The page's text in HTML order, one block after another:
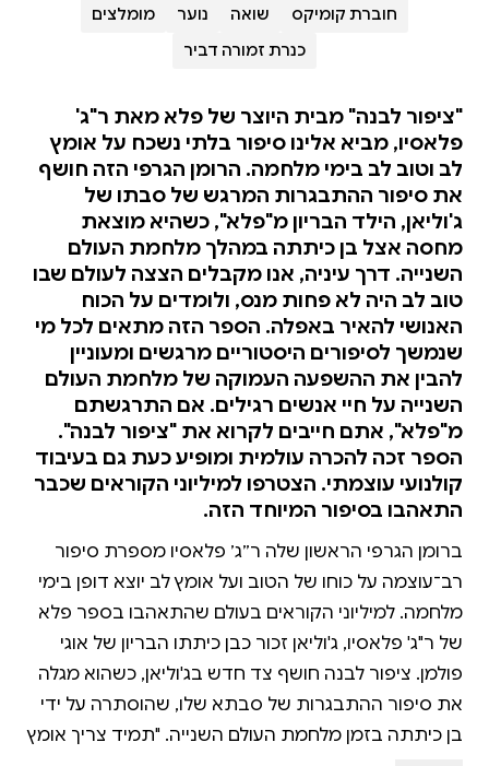
חוברת קומיקס שואה נוער
מומלצים
כנרת זמורה דביר
"ציפור לבנה" מבית היוצר של פלא מאת ר"ג'
פלאסיו, מביא אלינו סיפור בלתי נשכח על אומץ
לב וטוב לב בימי מלחמה. הרומן הגרפי הזה חושף
את סיפור ההתבגרות המרגש של סבתו של
ג'וליאן, הילד הבריון מ"פלא", כשהיא מוצאת
מחסה אצל בן כיתתה במהלך מלחמת העולם
השנייה. דרך עיניה, אנו מקבלים הצצה לעולם שבו
טוב לב היה לא פחות מנס, ולומדים על הכוח
האנושי להאיר באפלה. הספר הזה מתאים לכל מי
שנמשך לסיפורים היסטוריים מרגשים ומעוניין
להבין את ההשפעה העמוקה של מלחמת העולם
השנייה על חיי אנשים רגילים. אם התרגשתם
מ"פלא", אתם חייבים לקרוא את "ציפור לבנה".
הספר זכה להכרה עולמית ומופיע כעת גם בעיבוד
קולנועי עוצמתי. הצטרפו למיליוני הקוראים שכבר
התאהבו בסיפור המיוחד הזה.
ברומן הגרפי הראשון שלה ר״ג׳ פלאסיו מספרת סיפור
רב־עוצמה על כוחו של הטוב ועל אומץ לב יוצא דופן בימי
מלחמה. למיליוני הקוראים בעולם שהתאהבו בספר פלא
של ר"ג' פלאסיו, ג'וליאן זכור כבן כיתתו הבריון של אוגי
פולמן. ציפור לבנה חושף צד חדש בג'וליאן, כשהוא מגלה
את סיפור ההתבגרות של סבתא שלו, שהוסתרה על ידי
בן כיתתה בזמן מלחמת העולם השנייה. "תמיד צריך אומץ